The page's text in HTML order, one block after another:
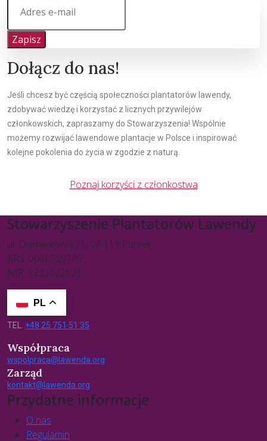
Zapisz
Dołącz do nas!
Jeśli chcesz być częścią społeczności plantatorów lawendy,
zdobywać wiedzę i korzystać z licznych przywilejów
członkowskich, zapraszamy do Stowarzyszenia! Wspólnie
możemy rozwijać lawendowe plantacje w Polsce i inspirować
kolejne pokolenia do życia w zgodzie z naturą.
Poznaj korzyści z członkostwa
Stowarzyszenie Plantatorów Lawendy
ul. Diamentowa 71, 08-119 Purzec
KRS: 0000539786
NIP: 5223022521
PL
TEL. +48 25 751 51 35
Współpraca
wspolpraca@lawenda.org
Zarząd
kontakt@lawenda.org
Przydatne informacje
O nas
Regulamin